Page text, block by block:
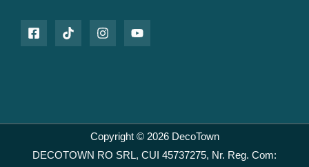
Copyright © 2026 DecoTown
DECOTOWN RO SRL, CUI 45737275, Nr. Reg. Com: